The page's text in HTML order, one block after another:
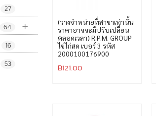
27
+
64
16
53
(วางจำหน่ายที่สาขาเท่านั้น
ราคาอาจจะมีปรับเปลี่ยน
ตลอดเวลา) R.P.M. GROUP
ไข่ไก่สด เบอร์ 3 รหัส
2000100176900
฿121.00